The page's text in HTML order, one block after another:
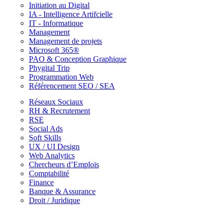
Initiation au Digital
IA - Intelligence Artifcielle
IT - Informatique
Management
Management de projets
Microsoft 365®
PAO & Conception Graphique
Phygital Trip
Programmation Web
Référencement SEO / SEA
Réseaux Sociaux
RH & Recrutement
RSE
Social Ads
Soft Skills
UX / UI Design
Web Analytics
Chercheurs d’Emplois
Comptabilité
Finance
Banque & Assurance
Droit / Juridique